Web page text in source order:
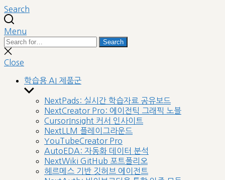
Search
Menu
Search
for:
Search
Close
search
Close
학습용 AI 제품군
Show
sub
menu
NextPads: 실시간 학습자료 공유보드
NextCreator Pro: 에이전틱 그래픽 노블
CursorInsight 커서 인사이트
NextLLM 플레이그라운드
YouTubeCreator Pro
AutoEDA: 자동화 데이터 분석
NextWiki GitHub 포트폴리오
헤르메스 기반 깃허브 에이전트